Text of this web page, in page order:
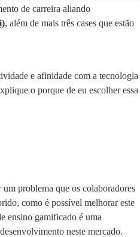
de carreira aliando
, além de mais três cases que estão
e afinidade com a tecnologia
o porque de eu escolher essa
problema que os colaboradores
como é possível melhorar este
ensino gamificado é uma
neste mercado.